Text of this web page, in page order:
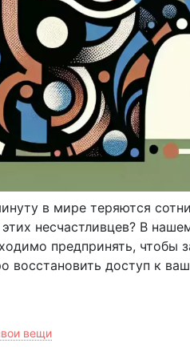
в мире теряются
несчастливцев? В
предпринять, чтобы
восстановить доступ к
вещи